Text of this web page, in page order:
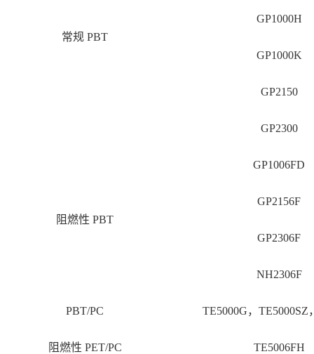
常规 PBT
GP1000H
GP1000K
GP2150
GP2300
阻燃性 PBT
GP1006FD
GP2156F
GP2306F
NH2306F
PBT/PC TE5000G，TE5000SZ
阻燃性 PET/PC TE5006FH